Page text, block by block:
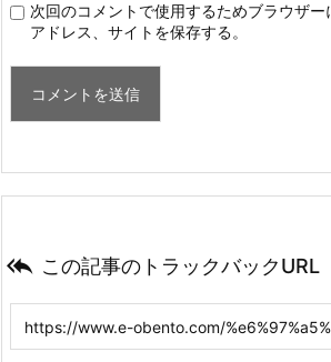
次回のコメントで使用するためブラウザ
アドレス、サイトを保存する。
 この記事のトラックバックURL